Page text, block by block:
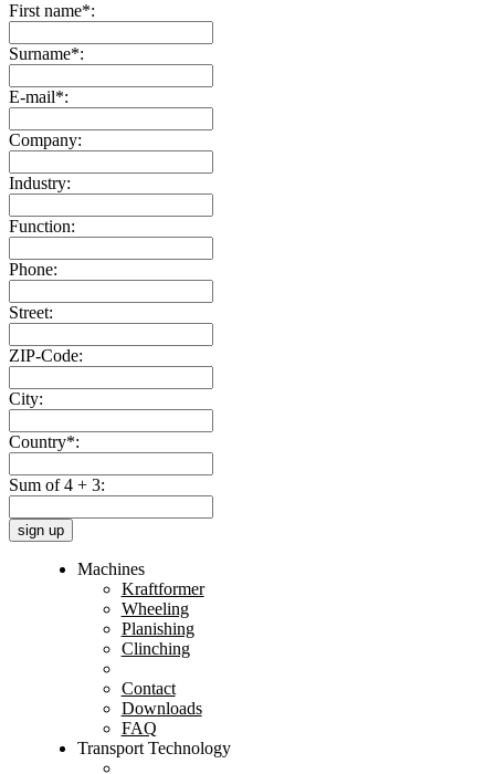
First name*:
Surname*:
E-mail*:
Company:
Industry:
Function:
Phone:
Street:
ZIP-Code:
City:
Country*:
Sum of 4 + 3:
sign up
Machines
Kraftformer
Wheeling
Planishing
Clinching
Contact
Downloads
FAQ
Transport Technology